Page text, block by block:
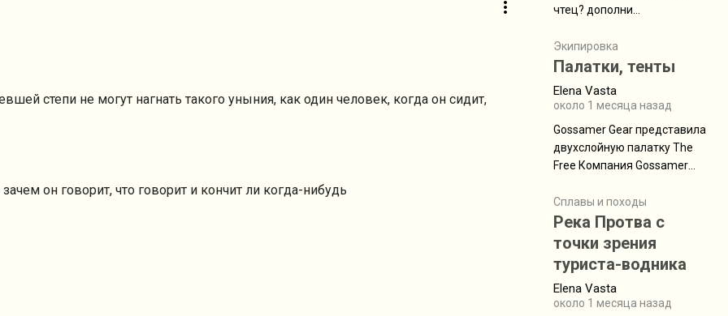
степи не могут нагнать такого уныния, как один человек, когда он сидит,
он говорит, что говорит и кончит ли когда-нибудь
нам Индией и остальными
надеюсь увидеть.
чтец? дополни
Экипировка
Палатки, тенты
Elena Vasta
около 1 месяца назад
Gossamer Gear представила
двухслойную палатку The
Free Компания Gossamer
туристическую палатку The
Free, которая стала первой
ультралегкой моделью в
ассортименте
производителя. Новинка
получила двухслойную
Сплавы и походы
Река Протва с
точки зрения
туриста-водника
Elena Vasta
около 1 месяца назад